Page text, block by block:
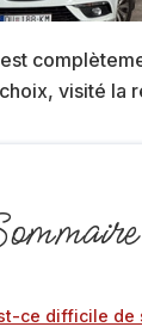
visité la
ce difficile de